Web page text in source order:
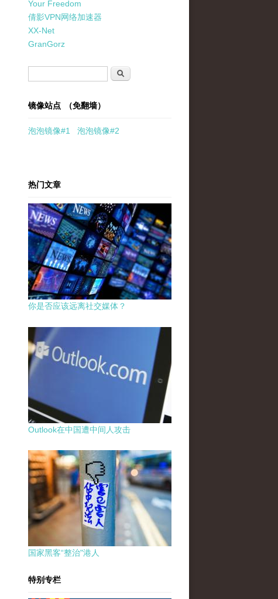
Your Freedom
倩影VPN网络加速器
XX-Net
GranGorz
搜索
镜像站点 （免翻墙）
泡泡镜像#1 泡泡镜像#2
热门文章
你是否应该远离社交媒体？
Outlook在中国遭中间人攻击
国家黑客“整治"港人
特别专栏